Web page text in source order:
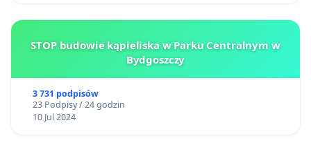
STOP budowie kąpieliska w Parku Centralnym w
Bydgoszczy
3 731 podpisów
23 Podpisy / 24 godzin
10 Jul 2024